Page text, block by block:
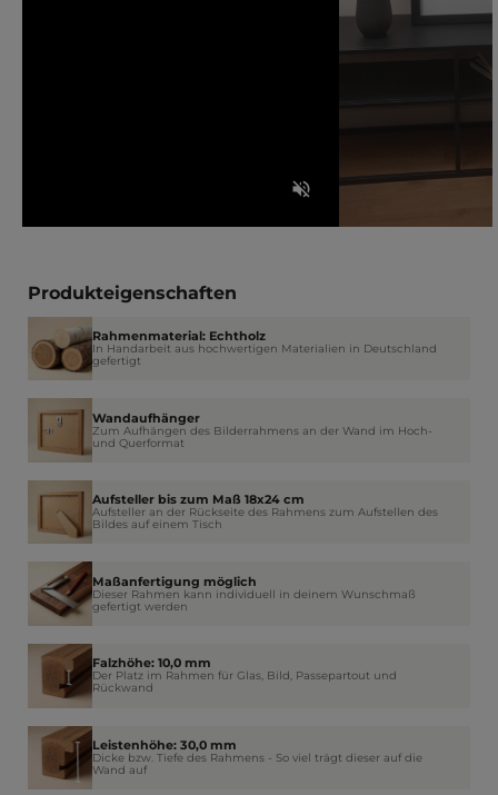
Produkteigenschaften
Rahmenmaterial: Echtholz
In Handarbeit aus hochwertigen Materialien in Deutschland
gefertigt
Wandaufhänger
Zum Aufhängen des Bilderrahmens an der Wand im Hoch-
und Querformat
Aufsteller bis zum Maß 18x24 cm
Aufsteller an der Rückseite des Rahmens zum Aufstellen des
Bildes auf einem Tisch
Maßanfertigung möglich
Dieser Rahmen kann individuell in deinem Wunschmaß
gefertigt werden
Falzhöhe: 10,0 mm
Der Platz im Rahmen für Glas, Bild, Passepartout und
Rückwand
Leistenhöhe: 30,0 mm
Dicke bzw. Tiefe des Rahmens - So viel trägt dieser auf die
Wand auf